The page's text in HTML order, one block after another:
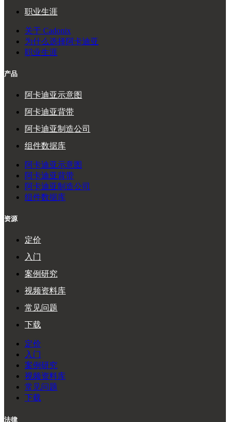
职业生涯
关于 Cadonix
为什么选择阿卡迪亚
职业生涯
产品
阿卡迪亚示意图
阿卡迪亚背带
阿卡迪亚制造公司
组件数据库
阿卡迪亚示意图
阿卡迪亚背带
阿卡迪亚制造公司
组件数据库
资源
定价
入门
案例研究
视频资料库
常见问题
下载
定价
入门
案例研究
视频资料库
常见问题
下载
法律